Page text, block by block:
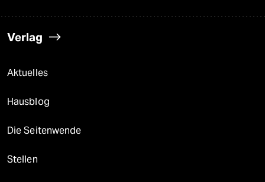
Verlag
Aktuelles
Hausblog
Die Seitenwende
Stellen